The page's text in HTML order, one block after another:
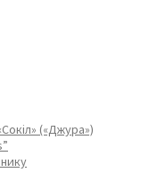
(«Джура»)